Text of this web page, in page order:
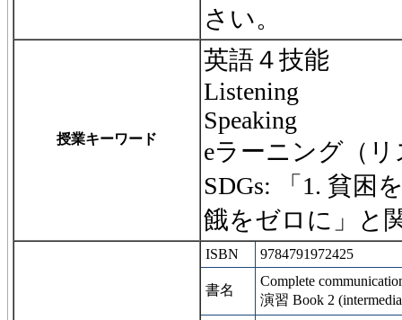
さい。
授業キーワード
英語４技能
Listening
Speaking
eラーニング（
SDGs: 「1. 貧困
餓をゼロに」と
ISBN 9784791972425
書名
Complete
演習 Book 2